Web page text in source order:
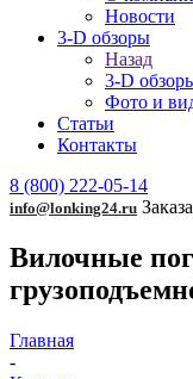
Новости
3-D обзоры
Назад
3-D
Фото и
Статьи
Контакты
8 (800) 222-05-14
info@lonking24.ru
Вилочные
Главная
-